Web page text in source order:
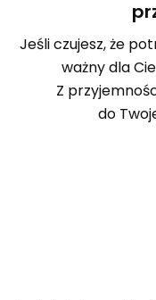
Jeśli czujesz, że
ważny dla
Z
do